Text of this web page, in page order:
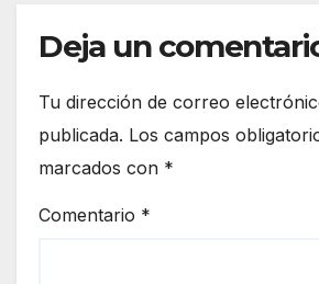
Deja un
Tu dirección de correo
publicada. Los campos
marcados con *
Comentario *